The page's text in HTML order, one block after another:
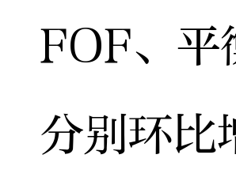
FOF、平
分别环